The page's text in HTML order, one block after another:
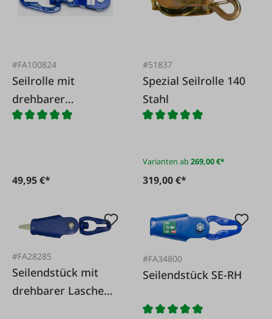
#FA100824
Seilrolle mit
drehbarer
Kettenlasche
49,95 €*
#51837
Spezial Seilrolle 140
Stahl
Varianten ab269,00 €*
319,00 €*
#FA28285
Seilendstück mit
drehbarer Lasche
#FA34800
Seilendstück SE-RH